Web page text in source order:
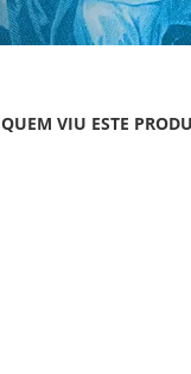
QUEM VIU ESTE